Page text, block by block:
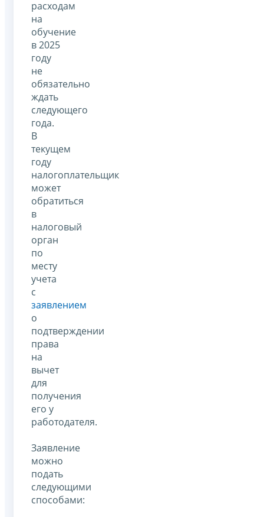
расходам
на
обучение
в 2025
году
не
обязательно
ждать
следующего
года.
В
текущем
году
налогоплательщик
может
обратиться
в
налоговый
орган
по
месту
учета
с
заявлением
о
подтверждении
права
на
вычет
для
получения
его у
работодателя.
Заявление
можно
подать
следующими
способами: